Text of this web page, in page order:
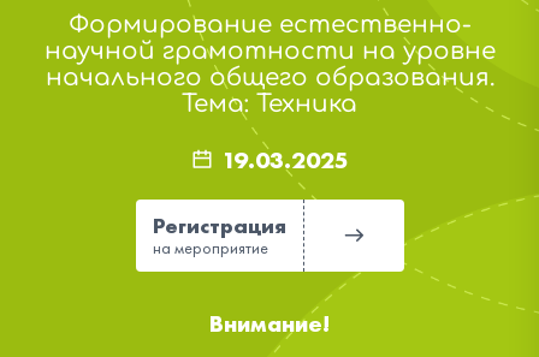
Формирование естественно-
научной грамотности на уровне
начального общего образования.
Тема: Техника
19.03.2025
Регистрация
на мероприятие
Внимание!